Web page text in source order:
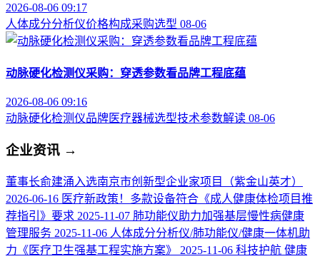
2026-08-06 09:17
人体成分分析仪价格构成采购选型 08-06
动脉硬化检测仪采购：穿透参数看品牌工程底蕴
2026-08-06 09:16
动脉硬化检测仪品牌医疗器械选型技术参数解读 08-06
企业资讯 →
董事长俞建涌入选南京市创新型企业家项目（紫金山英才）
2026-06-16 医疗新政策！多款设备符合《成人健康体检项目推
荐指引》要求 2025-11-07 肺功能仪助力加强基层慢性病健康
管理服务 2025-11-06 人体成分分析仪/肺功能仪/健康一体机助
力《医疗卫生强基工程实施方案》
2025-11-06 科技护航 健康